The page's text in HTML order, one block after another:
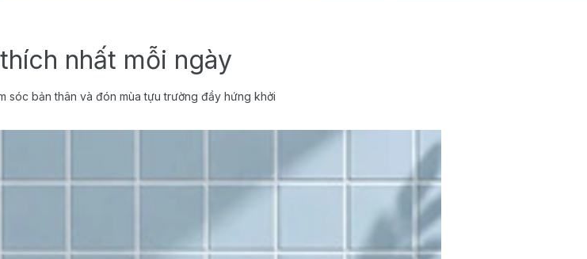
nhất mỗi ngày
sóc bản thân và đón mùa tựu trường đầy hứng khởi